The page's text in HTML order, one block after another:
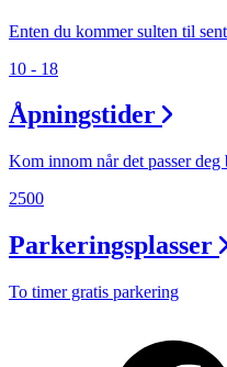
Enten du kommer sulten til
10 - 18
Åpningstider
Kom innom når det passer deg
2500
Parkeringsplasser
To timer gratis parkering